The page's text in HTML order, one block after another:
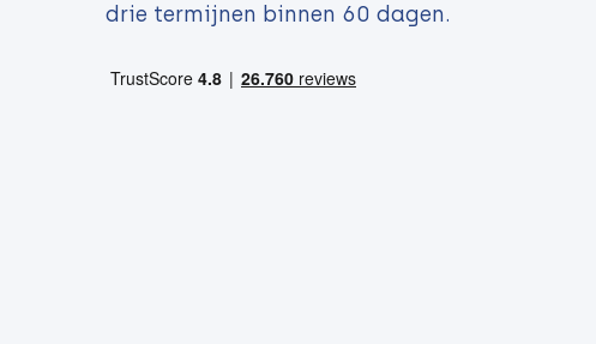
drie termijnen binnen 60 dagen.